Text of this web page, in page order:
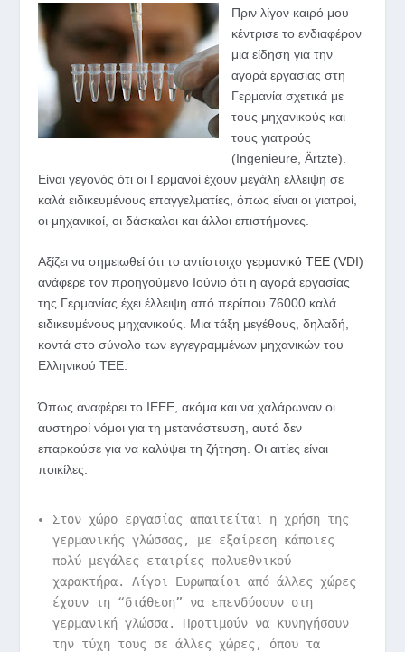
Πριν λίγον καιρό μου
κέντρισε το ενδιαφέρον
μια είδηση για την
αγορά εργασίας στη
Γερμανία σχετικά με
τους μηχανικούς και
τους γιατρούς
(Ingenieure, Ärtzte).
Είναι γεγονός ότι οι Γερμανοί έχουν μεγάλη έλλειψη σε
καλά ειδικευμένους επαγγελματίες, όπως είναι οι γιατροί,
οι μηχανικοί, οι δάσκαλοι και άλλοι επιστήμονες
Αξίζει να σημειωθεί ότι το αντίστοιχογερμανικό ΤΕΕ (VDI)
ανάφερε τον προηγούμενο Ιούνιο ότι η αγορά εργασίας
της Γερμανίας έχει έλλειψη από περίπου 76000 καλά
ειδικευμένους μηχανικούς. Μια τάξη μεγέθους, δηλαδή,
κοντά στο σύνολο των εγγεγραμμένων μηχανικών του
Ελληνικού ΤΕΕ.
Όπως αναφέρει το IEEE, ακόμα και να χαλάρωναν οι
αυστηροί νόμοι για τη μετανάστευση, αυτό δεν
επαρκούσε για να καλύψει τη ζήτηση. Οι αιτίες είναι
ποικίλες:
Στον χώρο εργασίας απαιτείται η χρήση της
γερμανικής γλώσσας, με εξαίρεση κάποιες
πολύ μεγάλες εταιρίες πολυεθνικού
χαρακτήρα. Λίγοι Ευρωπαίοι από άλλες χώρες
έχουν τη “διάθεση” να επενδύσουν στη
γερμανική γλώσσα. Προτιμούν να κυνηγήσουν
την τύχη τους σε άλλες χώρες, όπου τα